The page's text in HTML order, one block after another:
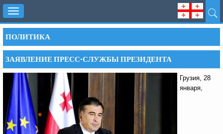
Toggle
navigation
ПОЛИТИКА
ЗАЯВЛЕНИЕ ПРЕСС-СЛУЖБЫ ПРЕЗИДЕНТА
Грузия, 28
января,